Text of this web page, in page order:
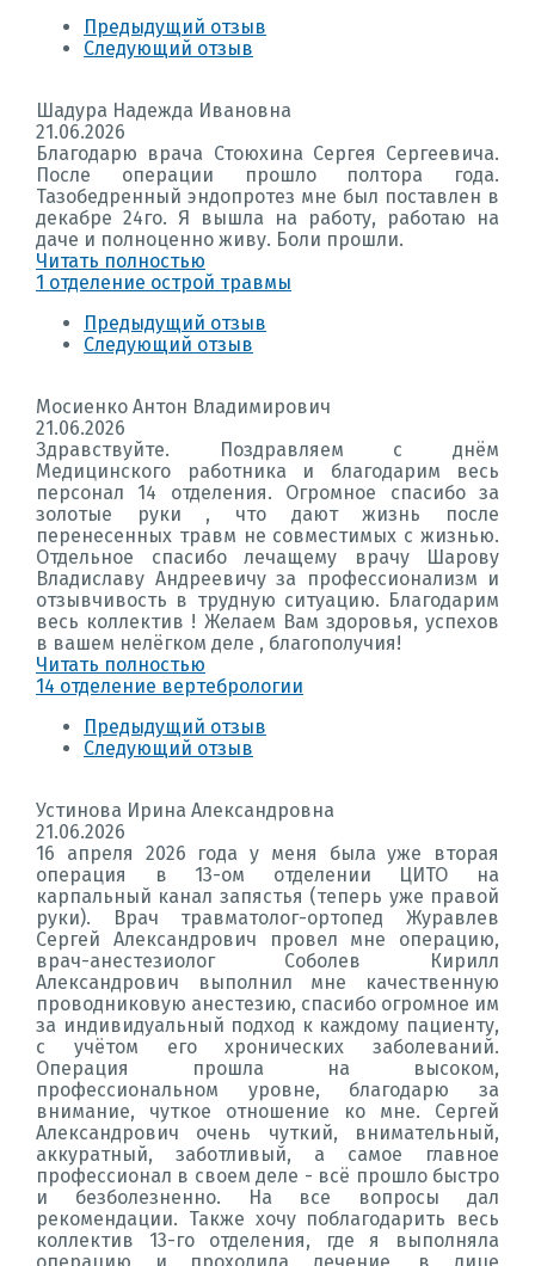
Предыдущий отзыв
Следующий отзыв
Шадура Надежда Ивановна
21.06.2026
Благодарю врача Стоюхина Сергея Сергеевича.
После операции прошло полтора года.
Тазобедренный эндопротез мне был поставлен в
декабре 24го. Я вышла на работу, работаю на
даче и полноценно живу. Боли прошли.
Читать полностью
1 отделение острой травмы
Предыдущий отзыв
Следующий отзыв
Мосиенко Антон Владимирович
21.06.2026
Здравствуйте. Поздравляем с днём
Медицинского работника и благодарим весь
персонал 14 отделения. Огромное спасибо за
золотые руки , что дают жизнь после
перенесенных травм не совместимых с жизнью.
Отдельное спасибо лечащему врачу Шарову
Владиславу Андреевичу за профессионализм и
отзывчивость в трудную ситуацию. Благодарим
весь коллектив ! Желаем Вам здоровья, успехов
в вашем нелёгком деле , благополучия!
Читать полностью
14 отделение вертебрологии
Предыдущий отзыв
Следующий отзыв
Устинова Ирина Александровна
21.06.2026
16 апреля 2026 года у меня была уже вторая
операция в 13-ом отделении ЦИТО на
карпальный канал запястья (теперь уже правой
руки). Врач травматолог-ортопед Журавлев
Сергей Александрович провел мне операцию,
врач-анестезиолог Соболев Кирилл
Александрович выполнил мне качественную
проводниковую анестезию, спасибо огромное им
за индивидуальный подход к каждому пациенту,
с учётом его хронических заболеваний.
Операция прошла на высоком,
профессиональном уровне, благодарю за
внимание, чуткое отношение ко мне. Сергей
Александрович очень чуткий, внимательный,
аккуратный, заботливый, а самое главное
профессионал в своем деле - всё прошло быстро
и безболезненно. На все вопросы дал
рекомендации. Также хочу поблагодарить весь
коллектив 13-го отделения, где я выполняла